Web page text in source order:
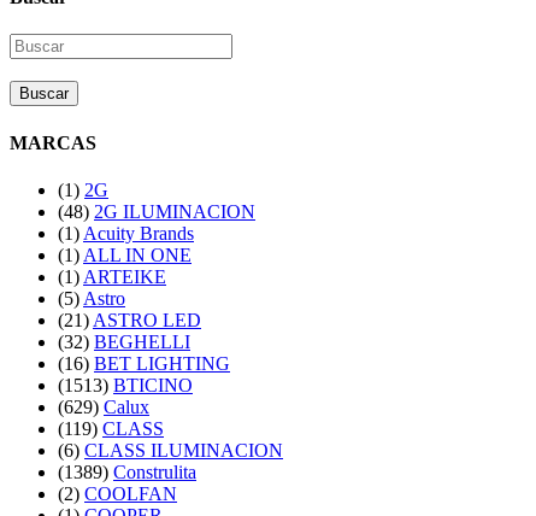
Buscar
MARCAS
(1) 2G
(48) 2G ILUMINACION
(1) Acuity Brands
(1) ALL IN ONE
(1) ARTEIKE
(5) Astro
(21) ASTRO LED
(32) BEGHELLI
(16) BET LIGHTING
(1513) BTICINO
(629) Calux
(119) CLASS
(6) CLASS ILUMINACION
(1389) Construlita
(2) COOLFAN